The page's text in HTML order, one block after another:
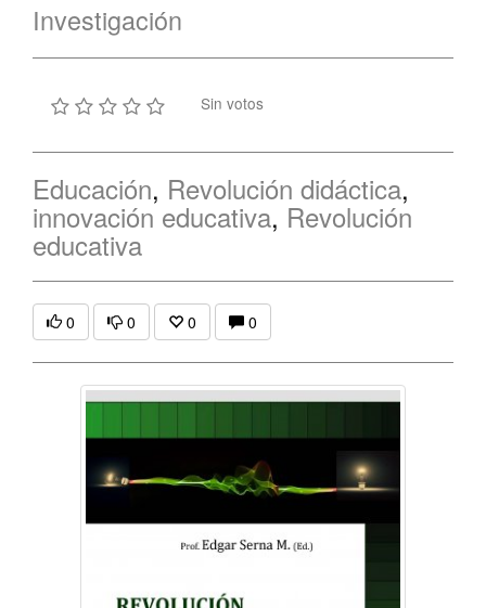
Investigación
Sin votos
Educación, Revolución didáctica,
innovación educativa, Revolución
educativa
0 0 0 0